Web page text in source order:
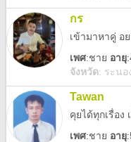
กร
เข้ามาหาคู่ อ
เพศ:ชาย อายุ
จังหวัด: ระนอ
Tawan
คุยได้ทุกเรื่อง
เพศ:ชาย อายุ